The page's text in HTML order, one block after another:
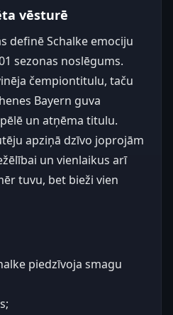
vēsturē
definē Schalke emociju
sezonas noslēgums.
čempiontitulu, taču
Bayern guva
un atņēma titulu.
apziņā dzīvo joprojām
un vienlaikus arī
tuvu, bet bieži vien
piedzīvoja smagu